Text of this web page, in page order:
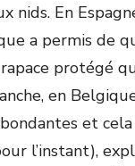
nids. En
a permis de
protégé
en
et
l’instant),